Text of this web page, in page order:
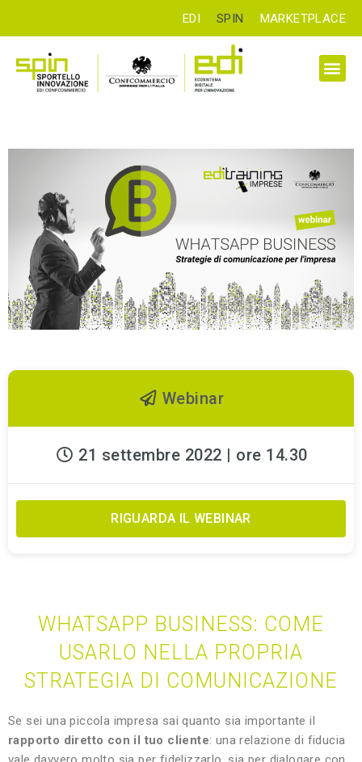
EDI SPIN MARKETPLACE
Webinar
21 settembre 2022 | ore 14.30
RIGUARDA IL WEBINAR
WHATSAPP BUSINESS: COME
USARLO NELLA PROPRIA
STRATEGIA DI COMUNICAZIONE
Se sei una piccola impresa sai quanto sia importante il
rapporto diretto con il tuo cliente: una relazione di fiducia